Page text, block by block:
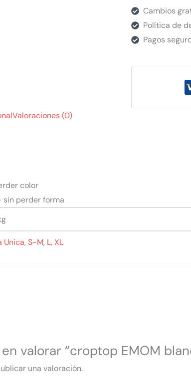
Cambios
Política de
Pagos
Valoraciones (0)
color
sin perder forma
Unica, S-M, L, XL
valorar “croptop EMOM
una valoración.